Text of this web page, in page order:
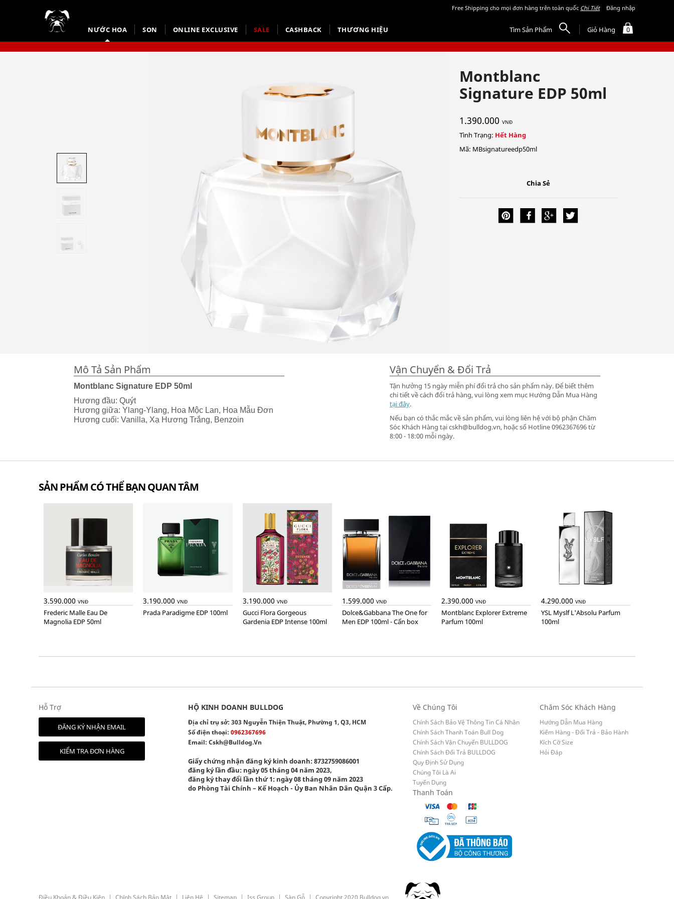
NƯỚC HOA SON ONLINE EXCLUSIVE SALE CASHBACK THƯƠNG HIỆU Tìm Sản Phẩm Giỏ Hàng 0
Free Shipping cho mọi đơn hàng trên toàn quốc Chi Tiết Đăng nhập
Montblanc
Signature EDP 50ml
1.390.000 VNĐ
Tình Trạng: Hết Hàng
Mã: MBsignatureedp50ml
Chia Sẻ
Mô Tả Sản Phẩm
Montblanc Signature EDP 50ml
Hương đầu: Quýt
Hương giữa: Ylang-Ylang, Hoa Mộc Lan, Hoa Mẫu Đơn
Hương cuối: Vanilla, Xạ Hương Trắng, Benzoin
Vận Chuyển & Đổi Trả
Tận hưởng 15 ngày miễn phí đổi trả cho sản phẩm này. Để biết thêm
chi tiết về cách đổi trả hàng, vui lòng xem mục Hướng Dẫn Mua Hàng
tại đây.
Nếu bạn có thắc mắc về sản phẩm, vui lòng liên hệ với bộ phận Chăm
Sóc Khách Hàng tại cskh@bulldog.vn, hoặc số Hotline 0962367696 từ
8:00 - 18:00 mỗi ngày.
SẢN PHẨM CÓ THỂ BẠN QUAN TÂM
3.590.000 VNĐ
Frederic Malle Eau De
Magnolia EDP 50ml
3.190.000VNĐ
Prada Paradigme EDP 100ml
3.190.000 VNĐ
Gucci Flora Gorgeous
Gardenia EDP Intense 100ml
1.599.000 VNĐ
Dolce&Gabbana The One for
Men EDP 100ml - Cấn box
2.390.000VNĐ
Montblanc Explorer Extreme
Parfum 100ml
4.290.000 VNĐ
YSL Myslf L'Absolu Parfum
100ml
Hỗ Trợ
ĐĂNG KÝ NHẬN EMAIL
KIỂM TRA ĐƠN HÀNG
HỘ KINH DOANH BULLDOG
Địa chỉ trụ sở: 303 Nguyễn Thiện Thuật, Phường 1, Q3, HCM
Số điện thoại: 0962367696
Email: Cskh@bulldog.vn
Giấy chứng nhận đăng ký kinh doanh: 8732759086001
đăng ký lần đầu: ngày 05 tháng 04 năm 2023,
đăng ký thay đổi lần thứ 1: ngày 08 tháng 09 năm 2023
do Phòng Tài Chính – Kế Hoạch - Ủy Ban Nhân Dân Quận 3 Cấp.
Về Chúng Tôi
Chính Sách Bảo Vệ Thông Tin Cá Nhân
Chính Sách Thanh Toán Bull Dog
Chính Sách Vận Chuyển BULLDOG
Chính Sách Đổi Trả BULLDOG
Quy Định Sử Dụng
Chúng Tôi Là Ai
Tuyển Dụng
Chăm Sóc Khách Hàng
Hướng Dẫn Mua Hàng
Kiểm Hàng - Đổi Trả - Bảo Hành
Kích Cỡ Size
Hỏi Đáp
Thanh Toán